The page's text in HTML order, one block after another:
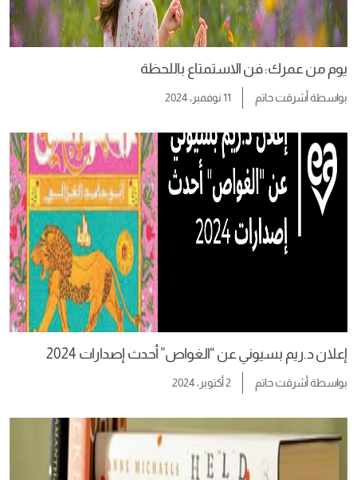
يوم من عمرك: فن الاستمتاع باللحظة
بواسطةأشرقت حاتم 11 نوفمبر، 2024
إعلان د.ريم بسيوني عن “الغواص” أحدث إصدارات 2024
بواسطةأشرقت حاتم 2 أكتوبر، 2024